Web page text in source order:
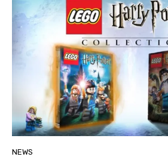
NEWS